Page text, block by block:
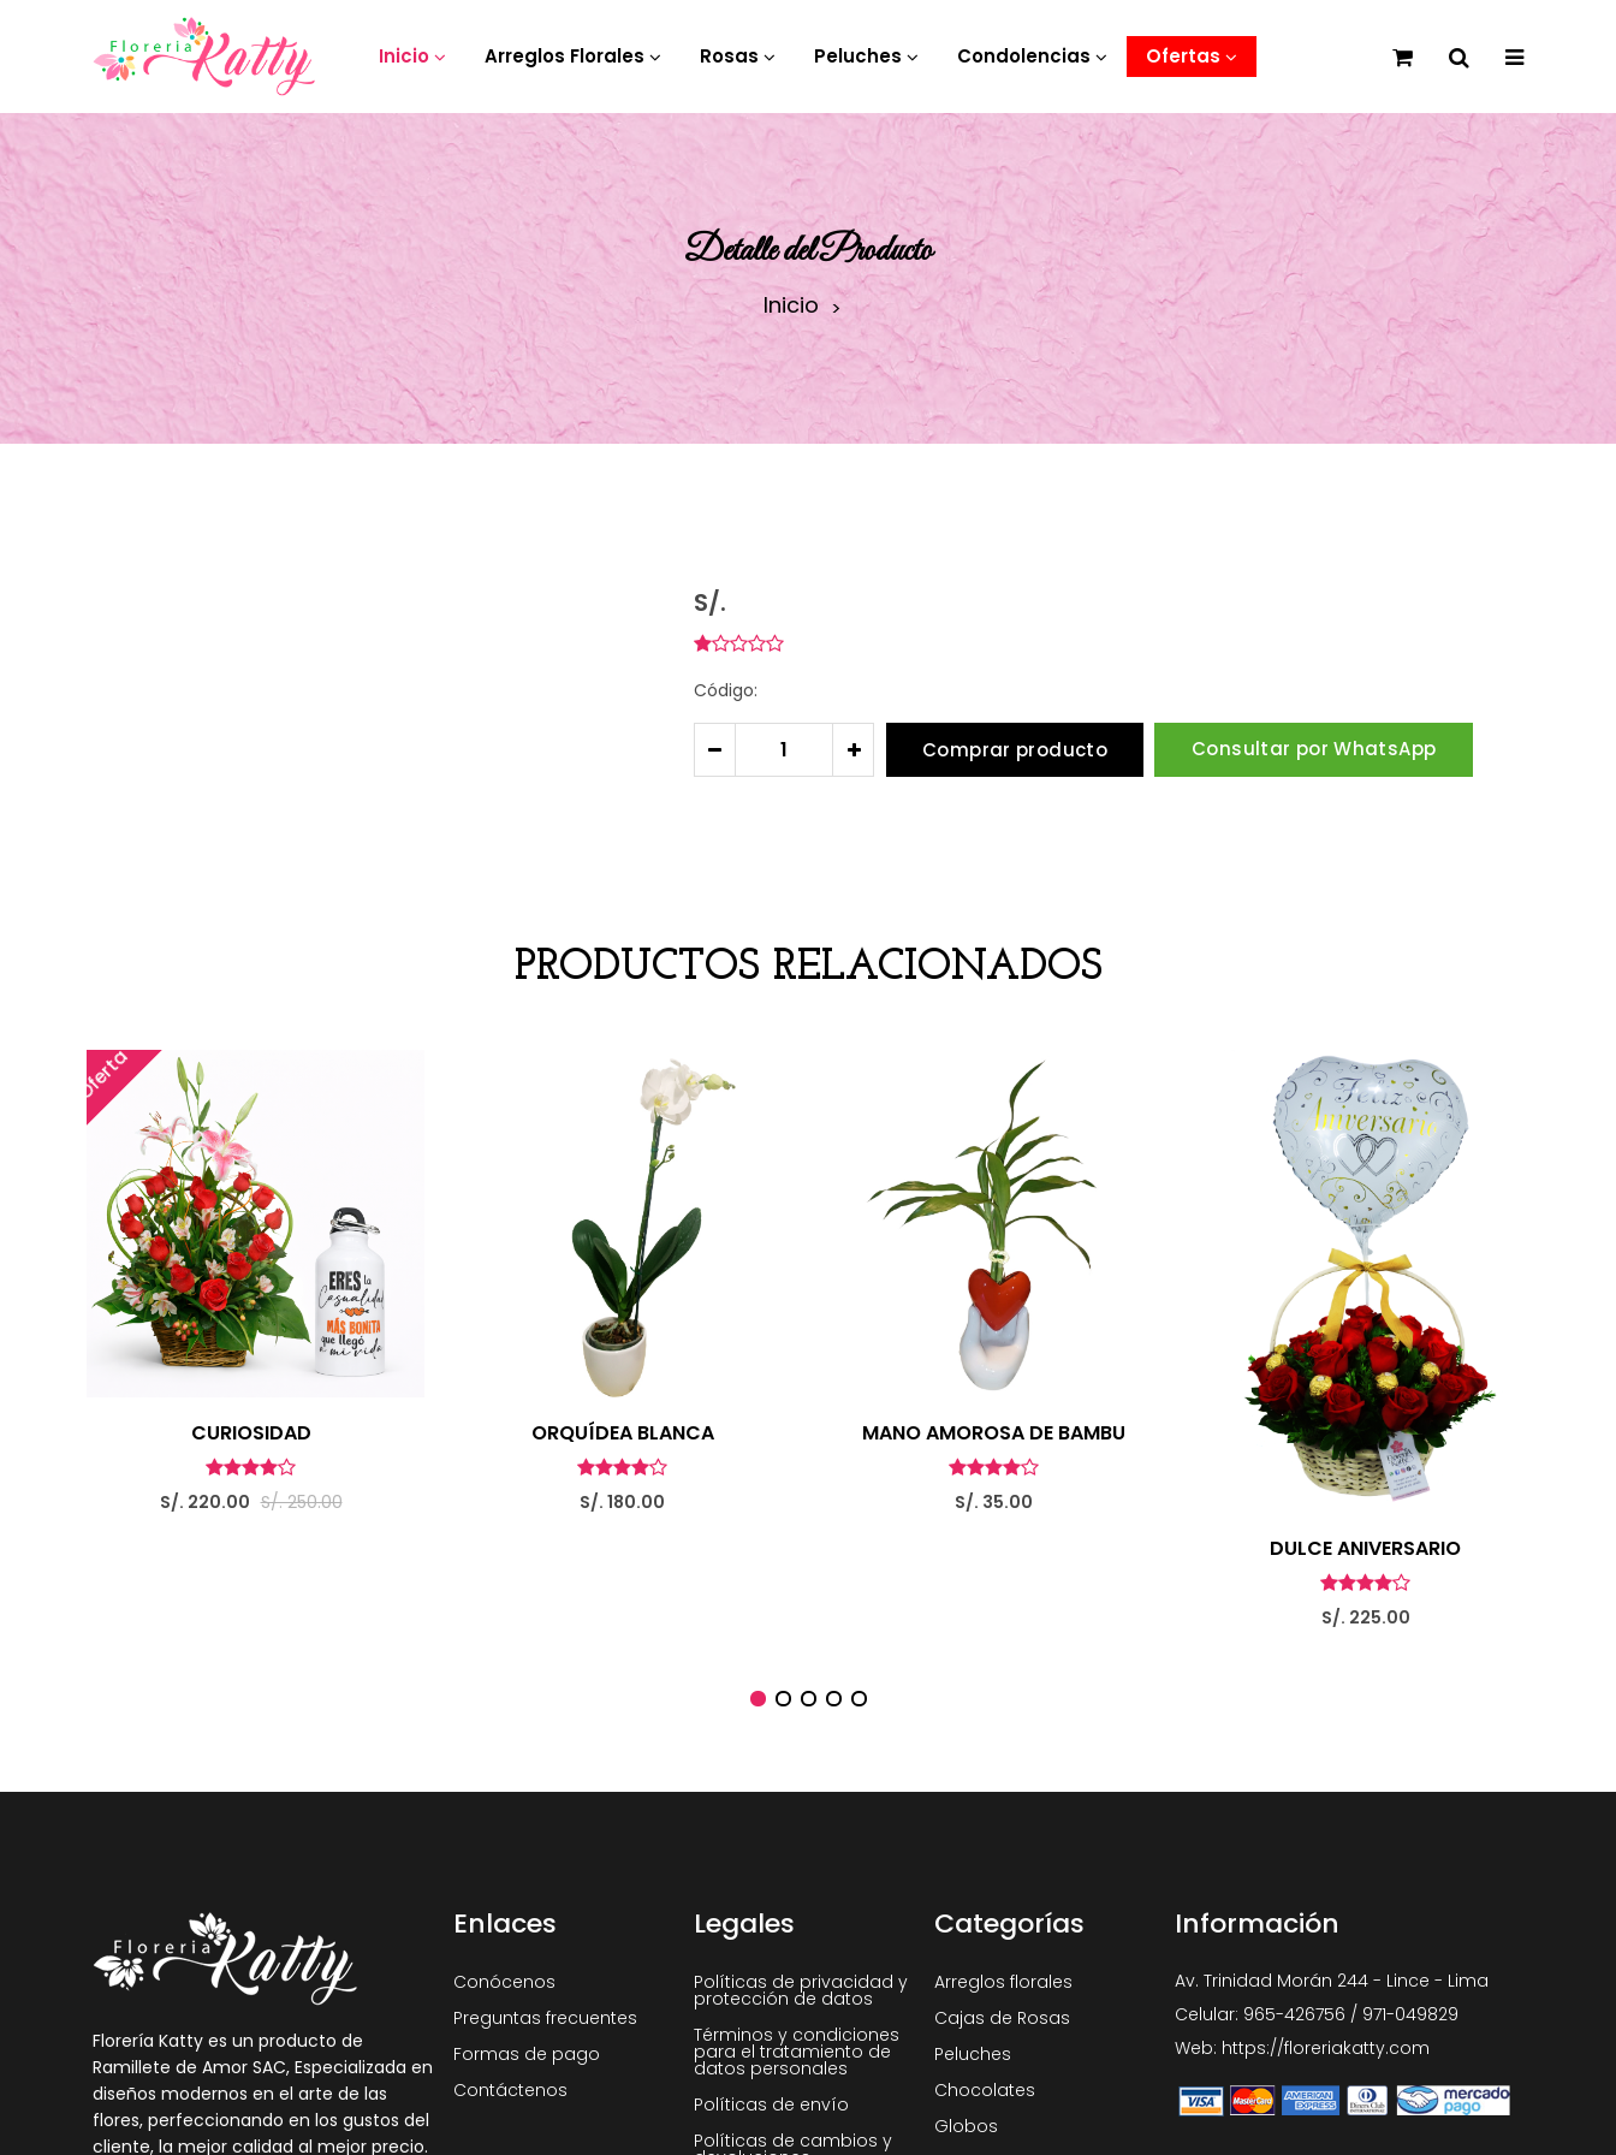
Inicio Arreglos Florales Rosas Peluches Condolencias Ofertas
Detalle del Producto
Inicio
S/.
Código:
- + Comprar producto Consultar por WhatsApp
PRODUCTOS RELACIONADOS
Oferta
CURIOSIDAD
S/. 220.00 S/. 250.00
ORQUÍDEA BLANCA
S/. 180.00
MANO AMOROSA DE BAMBU
S/. 35.00
DULCE ANIVERSARIO
S/. 225.00
Florería Katty es un producto de
Ramillete de Amor SAC, Especializada en
diseños modernos en el arte de las
flores, perfeccionando en los gustos del
cliente, la mejor calidad al mejor precio.
Enlaces
Conócenos
Preguntas frecuentes
Formas de pago
Contáctenos
Legales
Políticas de privacidad y
protección de datos
Términos y condiciones
para el tratamiento de
datos personales
Políticas de envío
Políticas de cambios y
Categorías
Arreglos florales
Cajas de Rosas
Peluches
Chocolates
Globos
Información
Av. Trinidad Morán 244 - Lince - Lima
Celular: 965-426756 / 971-049829
Web: https://floreriakatty.com